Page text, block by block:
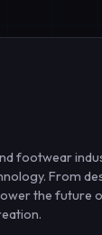
footwear
From
the future